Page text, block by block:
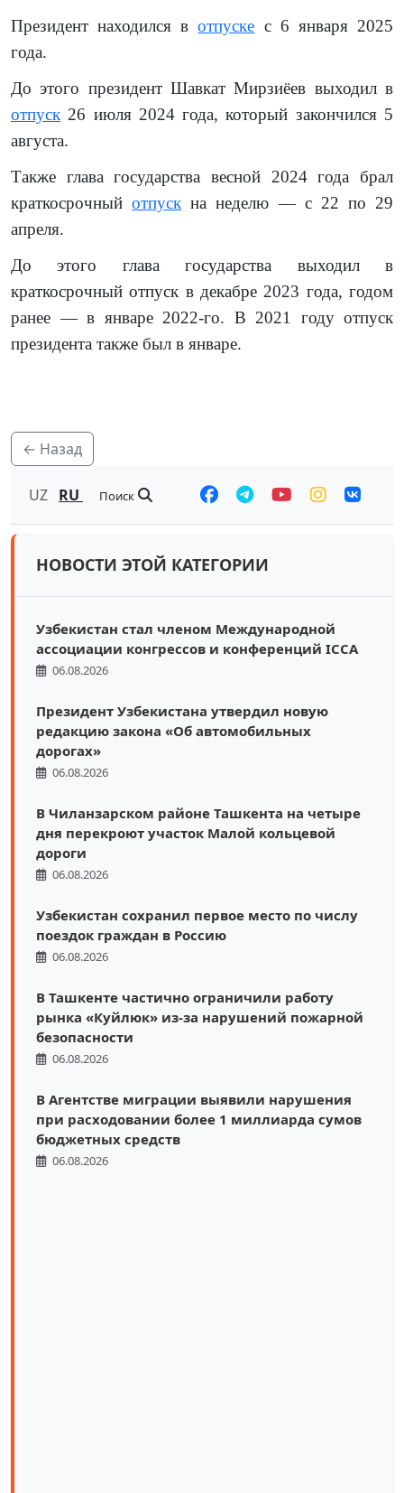
Президент находился вотпуске с 6 января 2025
года.
До этого президент Шавкат Мирзиёев выходил в
отпуск 26 июля 2024 года, который закончился 5
августа.
Также глава государства весной 2024 года брал
краткосрочныйотпуск на неделю — с 22 по 29
апреля.
До этого глава государства выходил в
краткосрочный отпуск в декабре 2023 года, годом
ранее — в январе 2022-го. В 2021 году отпуск
президента также был в январе.
← Назад
UZ RU Поиск
НОВОСТИ ЭТОЙ КАТЕГОРИИ
Узбекистан стал членом Международной
ассоциации конгрессов и конференций ICCA
06.08.2026
Президент Узбекистана утвердил новую
редакцию закона «Об автомобильных
дорогах»
06.08.2026
В Чиланзарском районе Ташкента на четыре
дня перекроют участок Малой кольцевой
дороги
06.08.2026
Узбекистан сохранил первое место по числу
поездок граждан в Россию
06.08.2026
В Ташкенте частично ограничили работу
рынка «Куйлюк» из-за нарушений пожарной
безопасности
06.08.2026
В Агентстве миграции выявили нарушения
при расходовании более 1 миллиарда сумов
бюджетных средств
06.08.2026